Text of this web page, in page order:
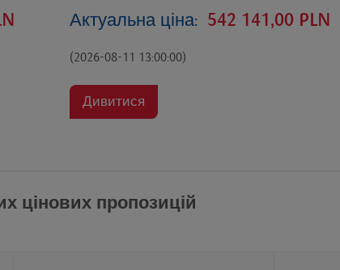
Актуальна ціна: 542 141,00 PLN
(2026-08-11 13:00:00)
Дивитися
цінових пропозицій